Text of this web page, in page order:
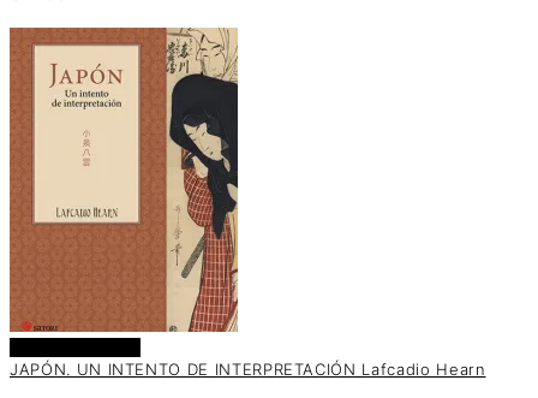
JAPÓN. UN INTENTO DE INTERPRETACIÓN Lafcadio Hearn